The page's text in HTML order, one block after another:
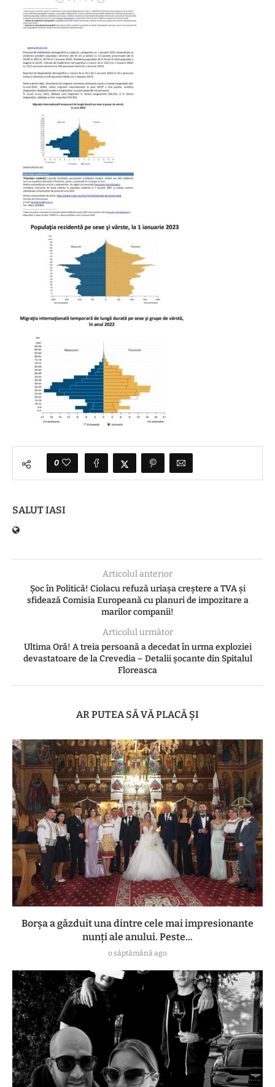
0
SALUT IASI
Articolul anterior
Șoc în Politică! Ciolacu refuză uriașa creștere a TVA și
sfidează Comisia Europeană cu planuri de impozitare a
marilor companii!
Articolul următor
Ultima Oră! A treia persoană a decedat în urma exploziei
devastatoare de la Crevedia – Detalii șocante din Spitalul
Floreasca
AR PUTEA SĂ VĂ PLACĂ ȘI
Borșa a găzduit una dintre cele mai impresionante
nunți ale anului. Peste...
o săptămână ago